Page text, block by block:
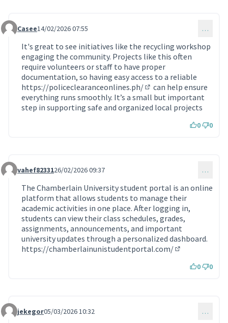
Commentaire 2139
Casee14/02/2026 07:55 …
It's great to see initiatives like the recycling workshop
engaging the community. Projects like this often
require volunteers or staff to have proper
documentation, so having easy access to a reliable
https://policeclearanceonlines.ph/
(Lien externe)
can help ensure
everything runs smoothly. It’s a small but important
step in supporting safe and organized local projects
0 0
Commentaire 2152
vahef8233126/02/2026 09:37 …
The Chamberlain University student portal is an online
platform that allows students to manage their
academic activities in one place. After logging in,
students can view their class schedules, grades,
assignments, announcements, and important
university updates through a personalized dashboard.
https://chamberlainunistudentportal.com/
0 0
Commentaire 2173
jekegor05/03/2026 10:32 …